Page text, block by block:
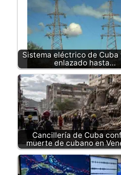
Sistema eléctrico de Cuba
enlazado hasta…
Cancillería de Cuba
muerte de cubano en